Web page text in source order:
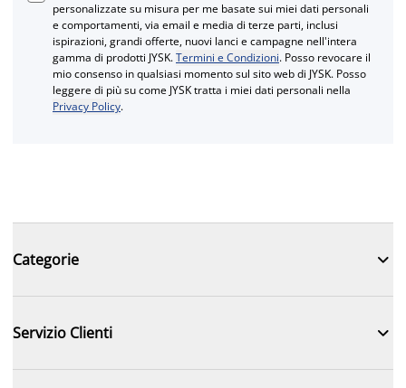
personalizzate su misura per me basate sui miei dati personali
e comportamenti, via email e media di terze parti, inclusi
ispirazioni, grandi offerte, nuovi lanci e campagne nell'intera
gamma di prodotti JYSK.Termini e Condizioni. Posso revocare il
mio consenso in qualsiasi momento sul sito web di JYSK. Posso
leggere di più su come JYSK tratta i miei dati personali nella
Privacy Policy.
Categorie 
Servizio Clienti 